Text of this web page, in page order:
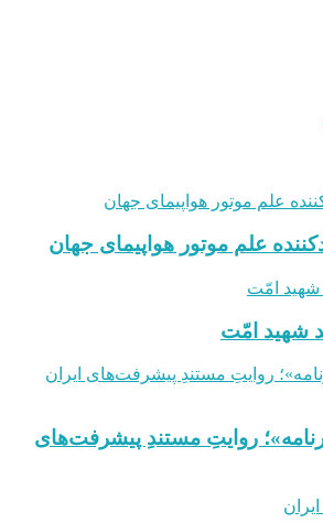
علم موتور هواپیمای جهان
شهید امّت
روایتِ مستندِ پیشرفت‌های